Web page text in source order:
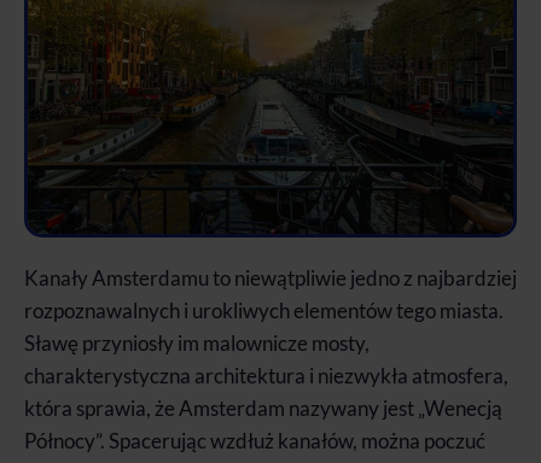
Kanały Amsterdamu to niewątpliwie jedno z najbardziej
rozpoznawalnych i urokliwych elementów tego miasta.
Sławę przyniosły im malownicze mosty,
charakterystyczna architektura i niezwykła atmosfera,
która sprawia, że Amsterdam nazywany jest „Wenecją
Północy”. Spacerując wzdłuż kanałów, można poczuć